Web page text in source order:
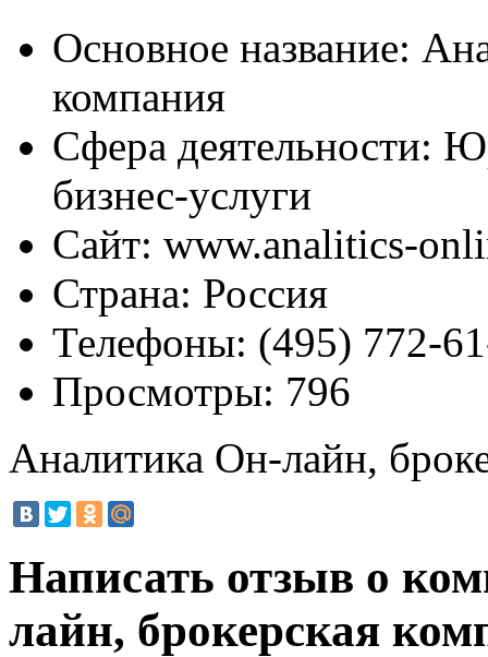
Основное название:
компания
Сфера деятельности:
бизнес-услуги
Сайт: www.analitics-
Страна: Россия
Телефоны: (495) 772-
Просмотры: 796
Аналитика Он-лайн,
Написать отзыв о
лайн, брокерская